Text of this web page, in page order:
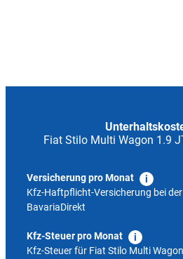
Fiat Stilo Multi Wagon 1.9
Versicherung pro Monat
Kfz-Haftpflicht-Versicherung bei der
BavariaDirekt
Kfz-Steuer pro Monat
Kfz-Steuer für Fiat Stilo Multi Wagon